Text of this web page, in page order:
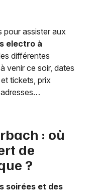
pour assister aux
electro à
différentes
venir ce soir, dates
tickets, prix
: où
de
?
soirées et des